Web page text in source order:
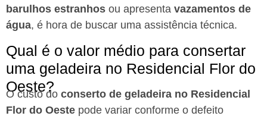
barulhos estranhos ou apresenta vazamentos de
água, é hora de buscar uma assistência técnica.
Qual é o valor médio para consertar
uma geladeira no Residencial Flor do
Oeste?
O custo do conserto de geladeira no Residencial
Flor do Oeste pode variar conforme o defeito